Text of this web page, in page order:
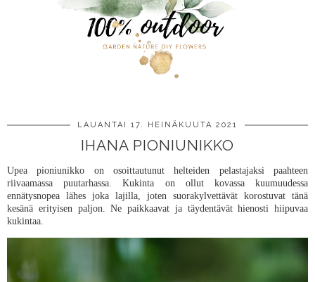
LAUANTAI 17. HEINÄKUUTA 2021
IHANA PIONIUNIKKO
Upea pioniunikko on osoittautunut helteiden pelastajaksi paahteen
riivaamassa puutarhassa. Kukinta on ollut kovassa kuumuudessa
ennätysnopea lähes joka lajilla, joten suorakylvettävät korostuvat tänä
kesänä erityisen paljon. Ne paikkaavat ja täydentävät hienosti hiipuvaa
kukintaa.